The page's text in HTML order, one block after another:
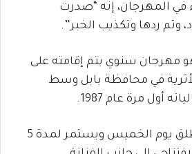
في المهرجان، إنه “صدرت
وتم ردها وتكذيب الخبر”.
مهرجان سنوي يتم إقامته على
في محافظة بابل وسط
أول مرة عام 1987.
مهرجانات بابل سينطلق يوم الخميس ويستمر لمدة 5